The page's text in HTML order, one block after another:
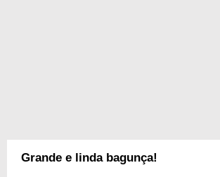
Grande e linda bagunça!